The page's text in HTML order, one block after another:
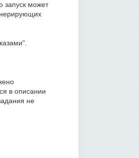
запуск может
в описании
не